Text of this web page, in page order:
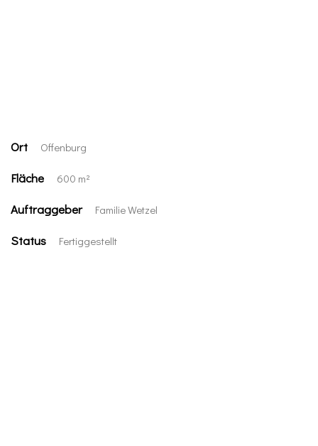
Ort Offenburg
Fläche 600 m²
Auftraggeber Familie Wetzel
Status Fertiggestellt